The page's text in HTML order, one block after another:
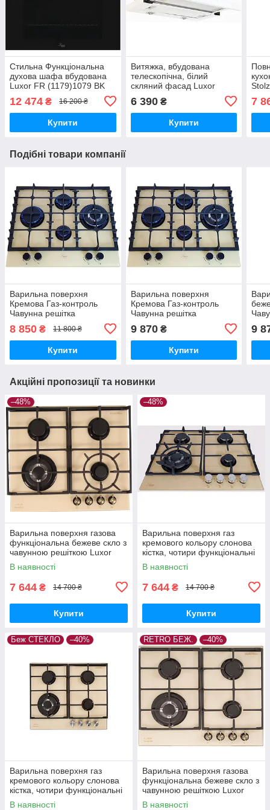
Стильна Функціональна
духова шафа вбудована
Luxor FR (1179)1079 BK
12 474 ₴ 16 200 ₴
Купити
Витяжка, вбудована
телескопічна, білий
скляний фасад Luxor
Fantom W - 1000 куб/м -
два мотори
6 390₴
Купити
7
Подібні товари компанії
Варильна поверхня
Кремова Газ-контроль
Чавунна решітка
автопідпалювач Luxor RG
650 Rustik, Німеччина
8 850 ₴ 11 800 ₴
Купити
Варильна поверхня
Кремова Газ-контроль
Чавунна решітка
автопідпалювач Luxor RG
650 R
9 870₴
Купити
650
9
Акційні пропозиції та новинки
–48%
Варильна поверхня газова
функціональна бежеве скло з
чавунною решіткою Luxor
EGR 740 Rustik
В наявності
7 644 ₴ 14 700 ₴
Купити
–48%
Варильна поверхня газ
кремового кольору слонова
кістка, чотири функціональні
конфорки Luxor EG 740
Німеччина
В наявності
7 644 ₴ 14 700 ₴
Купити
Беж СТЕКЛО –40%
Варильна поверхня газ
кремового кольору слонова
кістка, чотири функціональні
конфорки Luxor EG 740 .
В наявності
RETRO БЕЖ. –40%
Варильна поверхня газова
функціональна бежеве скло з
чавунною решіткою Luxor
EGR 740 Rustik
В наявності